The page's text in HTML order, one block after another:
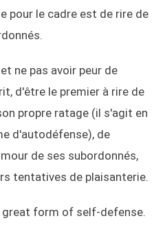
pour le cadre est de rire de
ne pas avoir peur de
d'être le premier à rire de
propre ratage (il s'agit en
d'autodéfense), de
de ses subordonnés,
tentatives de plaisanterie.
form of self-defense.